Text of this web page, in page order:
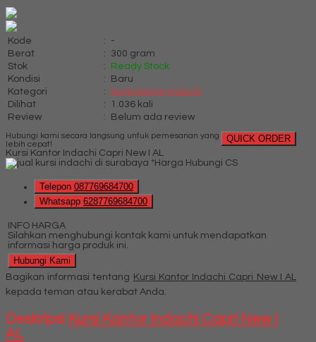
Kode :
-
Berat
:
300 gram
Stok
:
Ready Stock
Kondisi
:
Baru
Kategori
:
Kursi Kantor Indachi
Dilihat
:
1.036 kali
Review
: Belum ada review
QUICK ORDER
Hubungi kami secara langsung untuk pemesanan yang
lebih cepat!
Kursi Kantor Indachi Capri New I AL
*Harga Hubungi CS
Telepon 087769684700
Whatsapp 6287769684700
INFO HARGA
Silahkan menghubungi kontak kami untuk mendapatkan
informasi harga produk ini.
Hubungi Kami
Bagikan informasi tentang Kursi Kantor Indachi Capri New I AL
kepada teman atau kerabat Anda.
Deskripsi Kursi Kantor Indachi Capri New I
AL